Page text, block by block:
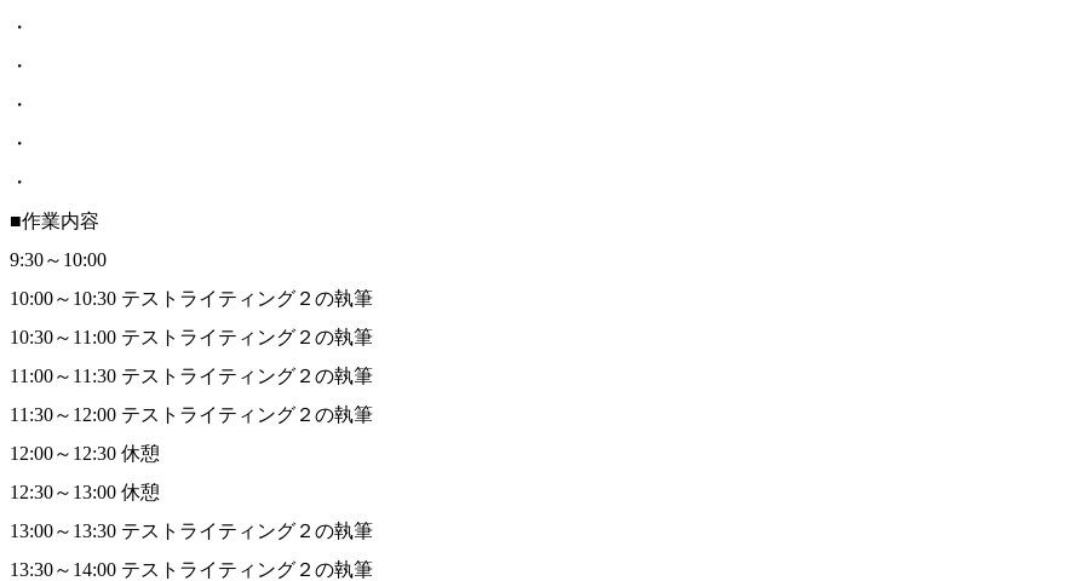
・
・
・
・
・
■作業内容
9:30～10:00
10:00～10:30 テストライティング２の執筆
10:30～11:00 テストライティング２の執筆
11:00～11:30 テストライティング２の執筆
11:30～12:00 テストライティング２の執筆
12:00～12:30 休憩
12:30～13:00 休憩
13:00～13:30 テストライティング２の執筆
13:30～14:00 テストライティング２の執筆